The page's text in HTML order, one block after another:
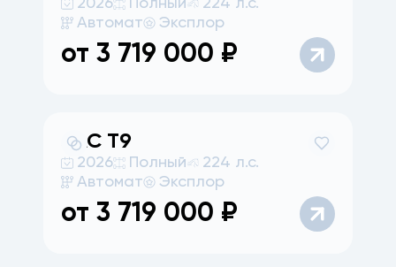
2026 Полный
224 л.с.
Автомат
Эксплор
от 3 719 000 ₽
JAC T9
2026 Полный
224 л.с.
Автомат
Эксплор
от 3 719 000 ₽